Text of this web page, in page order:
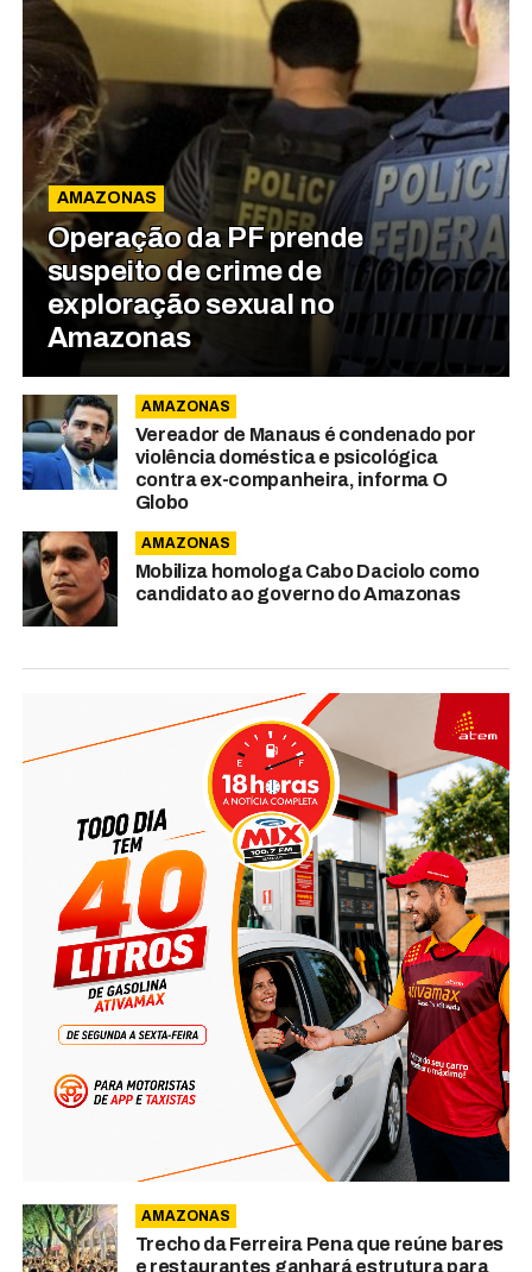
AMAZONAS
Operação da PF prende
suspeito de crime de
exploração sexual no
Amazonas
AMAZONAS
Vereador de Manaus é condenado por
violência doméstica e psicológica
contra ex-companheira, informa O
Globo
AMAZONAS
Mobiliza homologa Cabo Daciolo como
candidato ao governo do Amazonas
AMAZONAS
Trecho da Ferreira Pena que reúne bares
e restaurantes ganhará estrutura para